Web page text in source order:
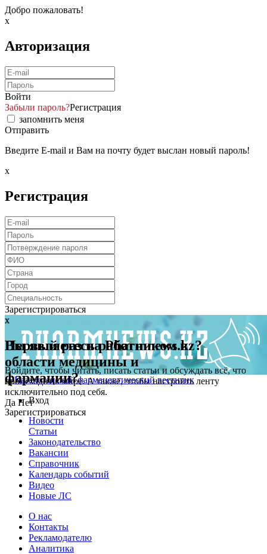
Добро пожаловать!
x
Авторизация
Войти
Забыли пароль?Регистрация
запомнить меня
Отправить
Введите E-mail и Вам на почту будет выслан новый пароль!
x
Регистрация
Зарегистрироваться
x
Первый раз на Pharmnews.kz?
Войдите, чтобы читать, писать статьи и обсуждать всё, что
происходит в мире. А также, чтобы настроить ленту
исключительно под себя.
Зарегистрироваться
x
Вы являетесь работником в
области медицины и
фармации?
Да НетВход
Новости
Статьи
Законодательство
Вакансии
Справочник
Календарь событий
Видео
Новые ЛС
О нас
Контакты
Рекламодателю
Аналитика